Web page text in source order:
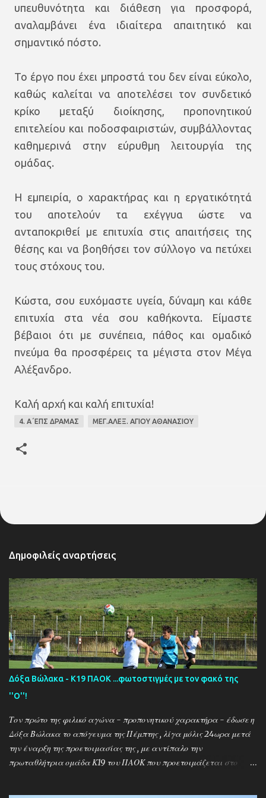
υπευθυνότητα και διάθεση για προσφορά,
αναλαμβάνει ένα ιδιαίτερα απαιτητικό και
σημαντικό πόστο.
Το έργο που έχει μπροστά του δεν είναι εύκολο,
καθώς καλείται να αποτελέσει τον συνδετικό
κρίκο μεταξύ διοίκησης, προπονητικού
επιτελείου και ποδοσφαιριστών, συμβάλλοντας
καθημερινά στην εύρυθμη λειτουργία της
ομάδας.
Η εμπειρία, ο χαρακτήρας και η εργατικότητά
του αποτελούν τα εχέγγυα ώστε να
ανταποκριθεί με επιτυχία στις απαιτήσεις της
θέσης και να βοηθήσει τον σύλλογο να πετύχει
τους στόχους του.
Κώστα, σου ευχόμαστε υγεία, δύναμη και κάθε
επιτυχία στα νέα σου καθήκοντα. Είμαστε
βέβαιοι ότι με συνέπεια, πάθος και ομαδικό
πνεύμα θα προσφέρεις τα μέγιστα στον Μέγα
Αλέξανδρο.
Καλή αρχή και καλή επιτυχία!
4. Α΄ΕΠΣ ΔΡΑΜΑΣ ΜΕΓ.ΑΛΕΞ. ΑΓΙΟΥ ΑΘΑΝΑΣΙΟΥ
Δημοφιλείς αναρτήσεις
Δόξα Βώλακα - Κ19 ΠΑΟΚ ...φωτοστιγμές με τον φακό της
''Ο''!
Τον πρώτο της φιλικό αγώνα - προπονητικού χαρακτήρα - έδωσε η
Δόξα Βώλακα το απόγευμα της Πέμπτης , λίγα μόλις 24ωρα μετά
την έναρξη της προετοιμασίας της , με αντίπαλο την
πρωταθλήτρια ομάδα Κ19 του ΠΑΟΚ που προετοιμάζεται στο